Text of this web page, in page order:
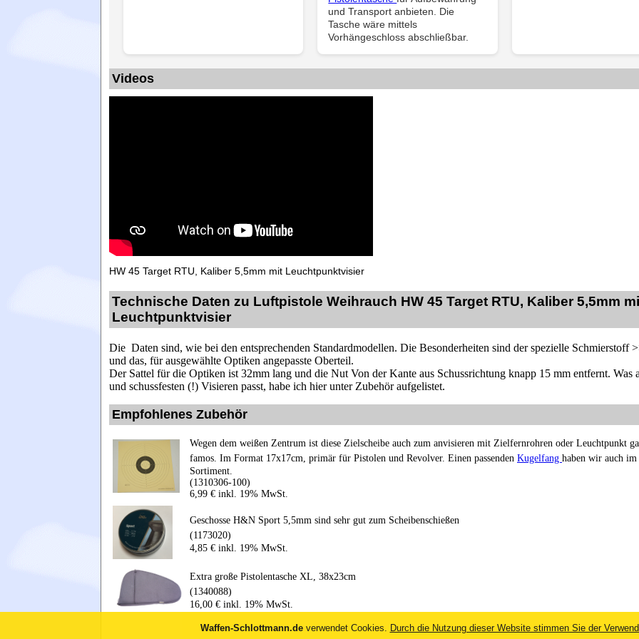
und Transport anbieten. Die
Tasche wäre mittels
Vorhängeschloss abschließbar.
Videos
HW 45 Target RTU, Kaliber 5,5mm mit Leuchtpunktvisier
Technische Daten zu Luftpistole Weihrauch HW 45 Target RTU, Kaliber 5,5mm
Leuchtpunktvisier
Die Daten sind, wie bei den entsprechenden Standardmodellen. Die Besonderheiten sind der spezielle Schmierstoff
und das, für ausgewählte Optiken angepasste Oberteil.
Der Sattel für die Optiken ist 32mm lang und die Nut Von der Kante aus Schussrichtung knapp 15 mm entfernt. Was
und schussfesten (!) Visieren passt, habe ich hier unter Zubehör aufgelistet.
Empfohlenes Zubehör
Wegen dem weißen Zentrum ist diese Zielscheibe auch zum anvisieren mit Zielfernrohren oder Leuchtpunkt
famos. Im Format 17x17cm, primär für Pistolen und Revolver. Einen passenden Kugelfang haben wir auch im
Sortiment.
(1310306-100)
6,99 € inkl. 19% MwSt.
Geschosse H&N Sport 5,5mm sind sehr gut zum Scheibenschießen
(1173020)
4,85 € inkl. 19% MwSt.
Extra große Pistolentasche XL, 38x23cm
(1340088)
16,00 € inkl. 19% MwSt.
Waffen-Schlottmann.deverwendet Cookies. Durch die Nutzung dieser Website stimmen Sie der